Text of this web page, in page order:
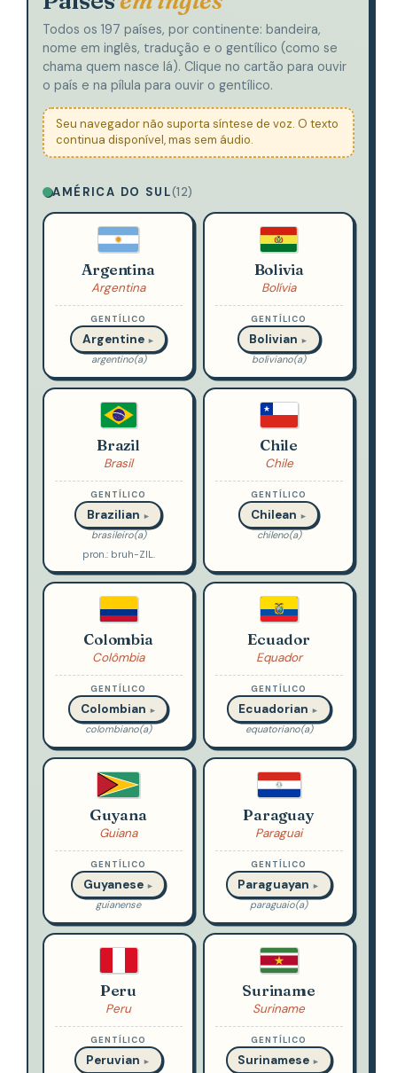
Todos os 197 países, por continente: bandeira,
nome em inglês, tradução e o gentílico (como se
chama quem nasce lá). Clique no cartão para ouvir
o país e na pílula para ouvir o gentílico.
Seu navegador não suporta síntese de voz. O texto
continua disponível, mas sem áudio.
AMÉRICA DO SUL(12)
Argentina
Argentina
GENTÍLICO
Argentine ►
argentino(a)
Bolivia
Bolívia
GENTÍLICO
Bolivian ►
boliviano(a)
Brazil
Brasil
GENTÍLICO
Brazilian ►
brasileiro(a)
pron.: bruh-ZIL.
Chile
Chile
GENTÍLICO
Chilean ►
chileno(a)
Colombia
Colômbia
GENTÍLICO
Colombian ►
colombiano(a)
Ecuador
Equador
GENTÍLICO
Ecuadorian ►
equatoriano(a)
Guyana
Guiana
GENTÍLICO
Guyanese ►
guianense
Paraguay
Paraguai
GENTÍLICO
Paraguayan ►
paraguaio(a)
Peru
Peru
GENTÍLICO
Peruvian ►
Suriname
Suriname
GENTÍLICO
Surinamese ►